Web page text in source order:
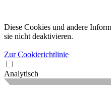
Diese Cookies und andere
sie nicht deaktivieren.
Zur Cookierichtlinie
Analytisch